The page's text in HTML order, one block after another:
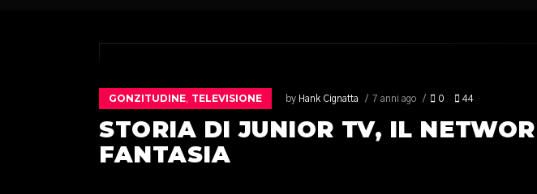
GONZITUDINE, TELEVISIONE by Hank Cignatta 7 anni ago 0 44
STORIA DI JUNIOR TV, IL
FANTASIA